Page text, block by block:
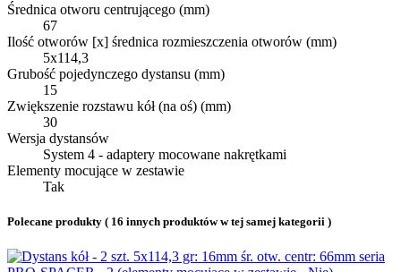
Średnica otworu centrującego (mm)
67
Ilość otworów [x] średnica rozmieszczenia otworów (mm)
5x114,3
Grubość pojedynczego dystansu (mm)
15
Zwiększenie rozstawu kół (na oś) (mm)
30
Wersja dystansów
System 4 - adaptery mocowane nakrętkami
Elementy mocujące w zestawie
Tak
Polecane produkty ( 16 innych produktów w tej samej kategorii )